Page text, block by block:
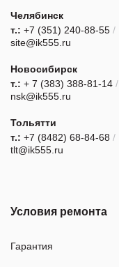
Челябинск
т.: +7 (351) 240-88-55 /
site@ik555.ru
Новосибирск
т.: + 7 (383) 388-81-14 /
nsk@ik555.ru
Тольятти
т.: +7 (8482) 68-84-68 /
tlt@ik555.ru
Условия ремонта
Гарантия